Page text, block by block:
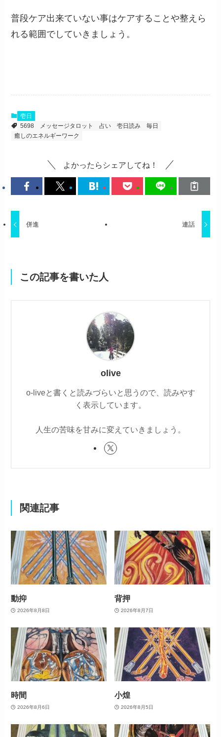
普段ケア出来ていない事はケアすることや整えら
れる範囲でしていきましょう。
壱日
5698
メッセージタロット 占い 壱日読み
毎日
癒しのエネルギーワーク
よかったらシェアしてね！
併進 連話
この記事を書いた人
olive
o-liveと書くと読みづらいと思うので、読みやす
く表示しています。
人生の苦味を甘みに変えていきましょう。
関連記事
動抑
2026年8月8日
背押
2026年8月7日
時間
2026年8月6日
小煌
2026年8月5日